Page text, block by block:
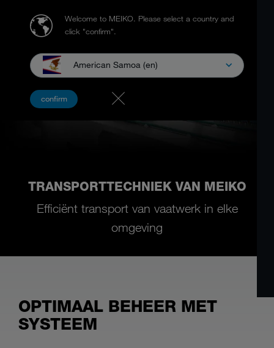
Welcome to MEIKO. Please select a country and
click "confirm".
American Samoa (en)
confirm
TRANSPORTTECHNIEK VAN MEIKO
Efficiënt transport van vaatwerk in elke
omgeving
OPTIMAAL BEHEER MET
SYSTEEM